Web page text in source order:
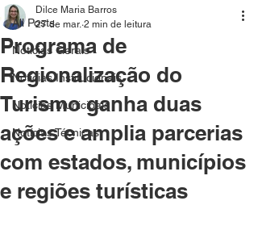
All Posts
Notícias Gerais
Notícias Institucionais
Notícias Municipais
Notícias Técnicas
Programa de
Regionalização do
Turismo ganha duas
ações e amplia parcerias
com estados, municípios
e regiões turísticas
Dilce Maria Barros
27 de mar. 2 min de leitura